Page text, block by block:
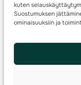
kuten
Suostumuksen
ominaisuuksiin ja
© 2025 ·Suomen
info(a)suunnistusliitto.fi,
Kilpailut ja